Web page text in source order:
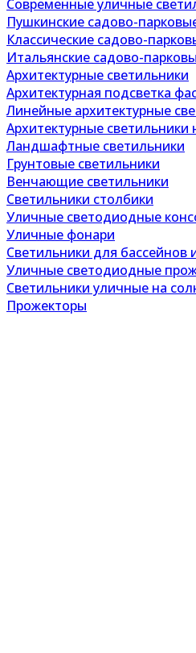
Современные уличные
Пушкинские садово-
Классические садово-
Итальянские садово-
Архитектурные светильники
Архитектурная подсветка
Линейные архитектурные
Архитектурные светильники
Ландшафтные светильники
Грунтовые светильники
Венчающие светильники
Светильники столбики
Уличные светодиодные
Уличные фонари
Светильники для бассейнов
Уличные светодиодные
Светильники уличные на
Прожекторы